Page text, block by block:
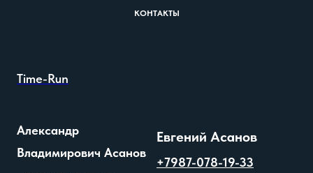
КОНТАКТЫ
Time-Run
Александр
Владимирович Асанов
Евгений Асанов
+7987-078-19-33